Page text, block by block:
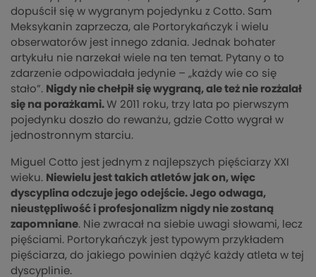
dopuścił się w wygranym pojedynku z Cotto. Sam
Meksykanin zaprzecza, ale Portorykańczyk i wielu
obserwatorów jest innego zdania. Jednak bohater
artykułu nie narzekał wiele na ten temat. Pytany o to
zdarzenie odpowiadała jedynie – „każdy wie co się
stało”. Nigdy nie chełpił się wygraną, ale też nie rozżalał
się na porażkami. W 2011 roku, trzy lata po pierwszym
pojedynku doszło do rewanżu, gdzie Cotto wygrał w
jednostronnym starciu.
Miguel Cotto jest jednym z najlepszych pięściarzy XXI
wieku. Niewielu jest takich atletów jak on, więc
dyscyplina odczuje jego odejście. Jego odwaga,
nieustępliwość i profesjonalizm nigdy nie zostaną
zapomniane. Nie zwracał na siebie uwagi słowami, lecz
pięściami. Portorykańczyk jest typowym przykładem
pięściarza, do jakiego powinien dążyć każdy atleta w tej
dyscyplinie.